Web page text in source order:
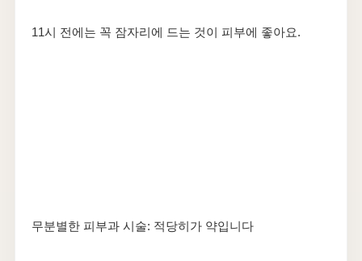
11시 전에는 꼭 잠자리에 드는 것이 피부에 좋아요.
무분별한 피부과 시술: 적당히가 약입니다